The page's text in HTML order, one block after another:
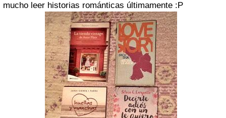
mucho leer historias románticas últimamente :P